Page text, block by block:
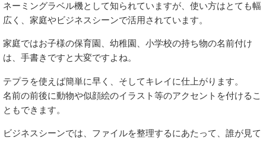
ネーミングラベル機として知られていますが、使い方はとても幅
広く、家庭やビジネスシーンで活用されています。
家庭ではお子様の保育園、幼稚園、小学校の持ち物の名前付け
は、手書きですと大変ですよね。
テプラを使えば簡単に早く、そしてキレイに仕上がります。
名前の前後に動物や似顔絵のイラスト等のアクセントを付けるこ
ともできます。
ビジネスシーンでは、ファイルを整理するにあたって、誰が見て